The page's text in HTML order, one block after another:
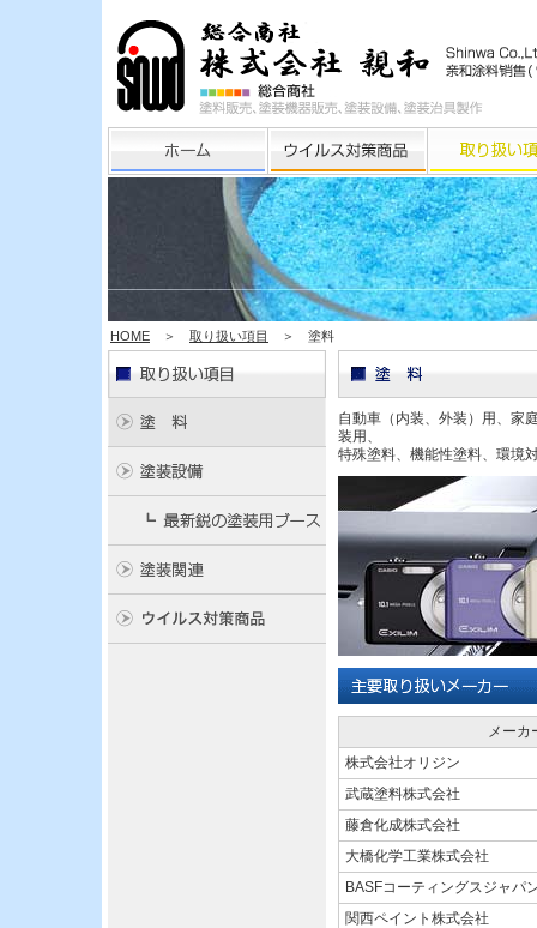
HOME ＞ 取り扱い項目 ＞ 塗料
自動車（内装、外装）用、家
装用、
特殊塗料、機能性塗料、環境
メーカ
株式会社オリジン
武蔵塗料株式会社
藤倉化成株式会社
大橋化学工業株式会社
BASFコーティングスジャパ
関西ペイント株式会社